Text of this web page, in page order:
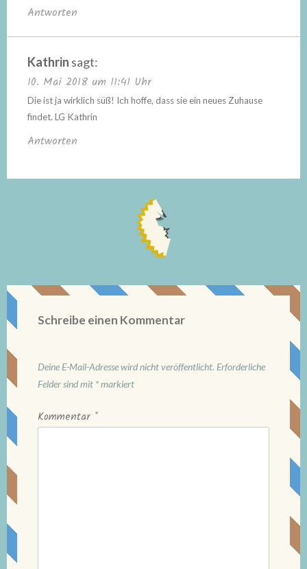
Antworten
Kathrin sagt:
10. Mai 2018 um 11:41 Uhr
Die ist ja wirklich süß! Ich hoffe, dass sie ein neues Zuhause
findet. LG Kathrin
Antworten
Schreibe einen Kommentar
Deine E-Mail-Adresse wird nicht veröffentlicht. Erforderliche
Felder sind mit *markiert
Kommentar *